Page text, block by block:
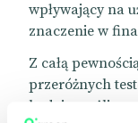
wpływający na
znaczenie w
Z całą
przeróżnych
będzie możliwe